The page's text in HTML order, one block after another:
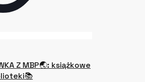
Z MBP🌏: książkowe